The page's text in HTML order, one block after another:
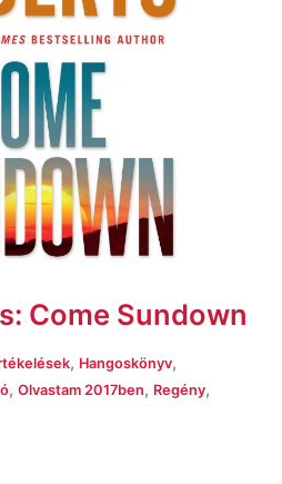
Come Sundown
, Hangoskönyv,
, Olvastam 2017ben, Regény,